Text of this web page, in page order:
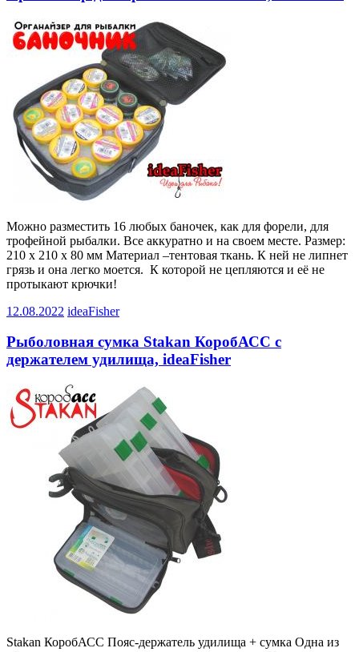
Можно разместить 16 любых баночек, как для форели, для
трофейной рыбалки. Все аккуратно и на своем месте. Размер:
210 х 210 х 80 мм Материал –тентовая ткань. К ней не липнет
грязь и она легко моется. К которой не цепляются и её не
протыкают крючки!
12.08.2022 ideaFisher
Рыболовная сумка Stakan КоробАСС с
держателем удилища, ideaFisher
Stakan КоробАСС Пояс-держатель удилища + cумка Одна из